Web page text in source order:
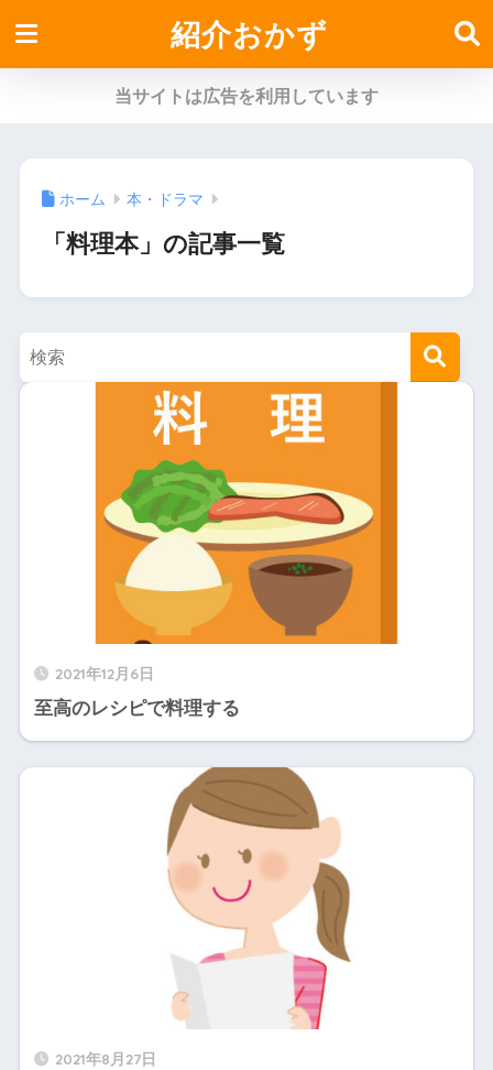
紹介おかず
当サイトは広告を利用しています
ホーム 本・ドラマ
「料理本」の記事一覧
2021年12月6日
至高のレシピで料理する
2021年8月27日